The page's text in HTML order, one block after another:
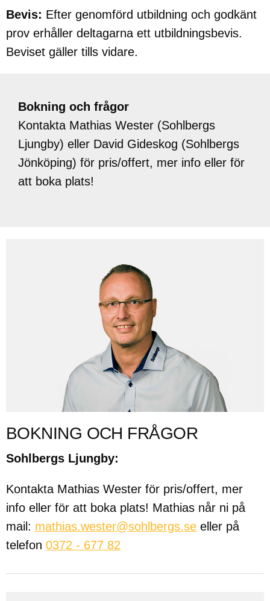
Bevis: Efter genomförd utbildning och godkänt
prov erhåller deltagarna ett utbildningsbevis.
Beviset gäller tills vidare.
Bokning och frågor
Kontakta Mathias Wester (Sohlbergs
Ljungby) eller David Gideskog (Sohlbergs
Jönköping) för pris/offert, mer info eller för
att boka plats!
BOKNING OCH FRÅGOR
Sohlbergs Ljungby:
Kontakta Mathias Wester för pris/offert, mer
info eller för att boka plats! Mathias når ni på
mail: mathias.wester@sohlbergs.se eller på
telefon 0372 - 677 82